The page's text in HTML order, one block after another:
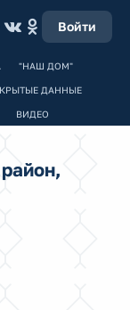
Войти
"НАШ ДОМ"
ДАННЫЕ
ВИДЕО